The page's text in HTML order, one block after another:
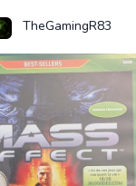
TheGamingR83